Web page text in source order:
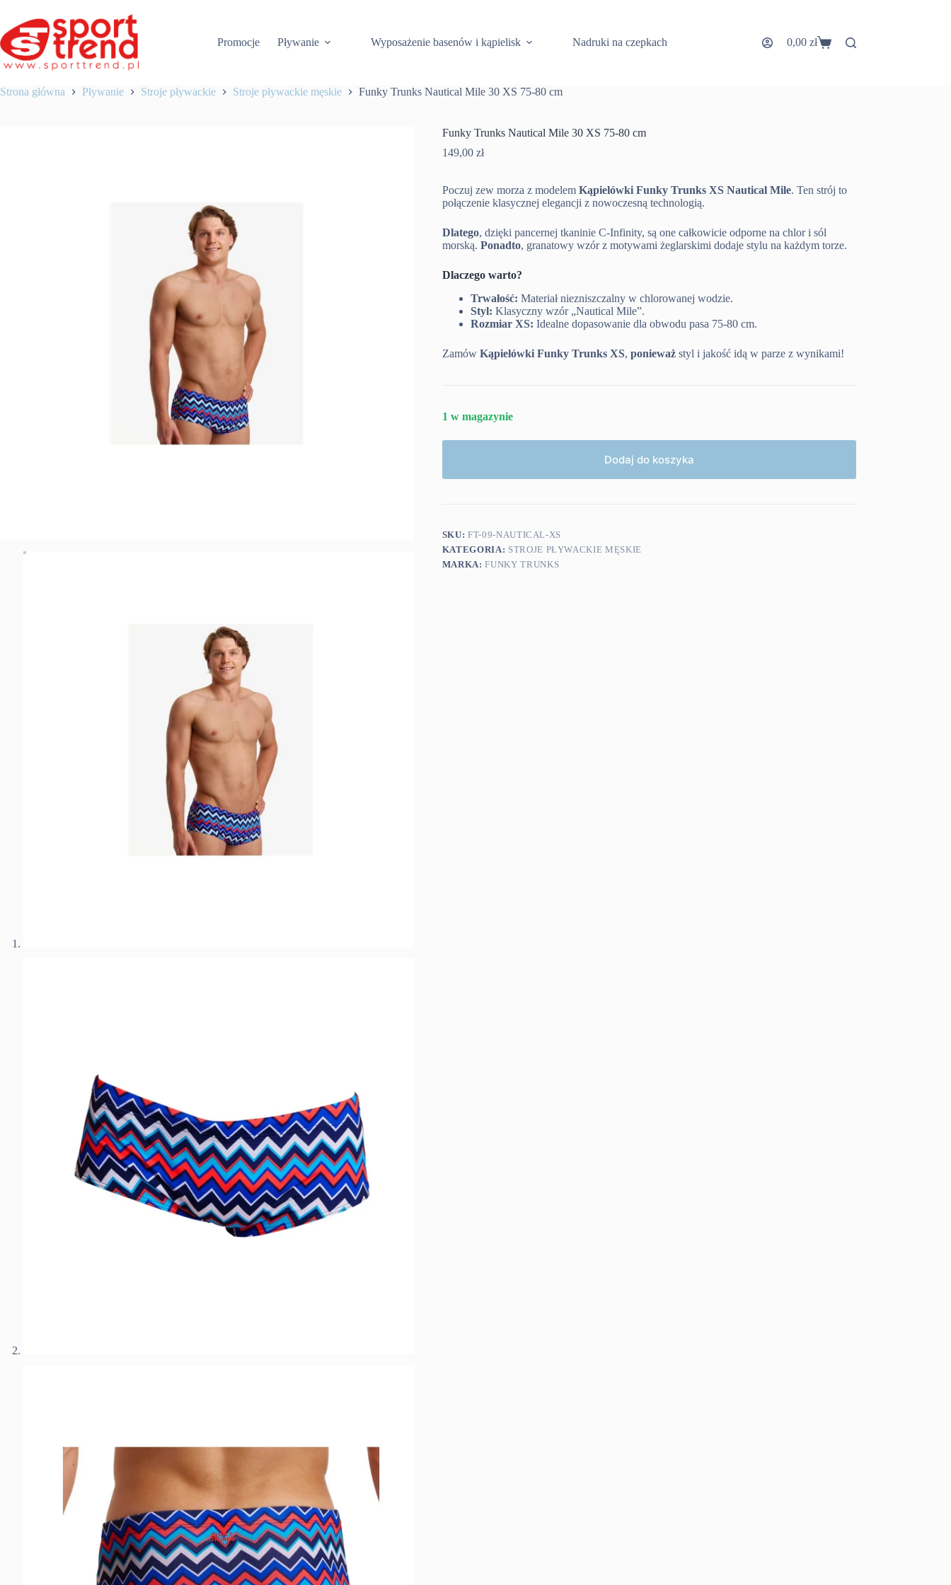
treści
Promocje
Pływanie Wyposażenie basenów i kąpielisk Nadruki na czepkach Koszyk
0,00 zł
Strona główna Pływanie Stroje pływackie Stroje pływackie męskie Funky Trunks Nautical Mile 30 XS 75-80 cm
Funky Trunks Nautical Mile 30 XS 75-80 cm
149,00 zł
Poczuj zew morza z modelem Kąpielówki Funky Trunks XS Nautical Mile. Ten strój to
połączenie klasycznej elegancji z nowoczesną technologią.
Dlatego, dzięki pancernej tkaninie C-Infinity, są one całkowicie odporne na chlor i sól
morską. Ponadto, granatowy wzór z motywami żeglarskimi dodaje stylu na każdym torze.
Dlaczego warto?
Trwałość: Materiał niezniszczalny w chlorowanej wodzie.
Styl: Klasyczny wzór „Nautical Mile”.
Rozmiar XS: Idealne dopasowanie dla obwodu pasa 75-80 cm.
Zamów Kąpielówki Funky Trunks XS, ponieważstyl i jakość idą w parze z wynikami!
1 w magazynie
Dodaj do koszyka
SKU:FT-09-NAUTICAL-XS
KATEGORIA: STROJE PŁYWACKIE MĘSKIE
MARKA:FUNKY TRUNKS